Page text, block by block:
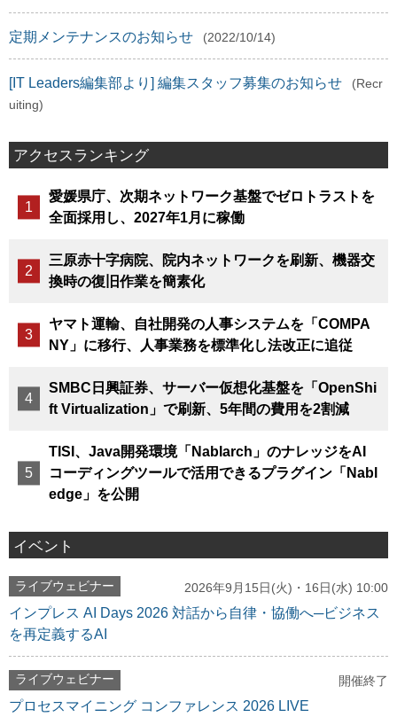
定期メンテナンスのお知らせ (2022/10/14)
[IT Leaders編集部より] 編集スタッフ募集のお知らせ
(Recr
uiting)
アクセスランキング
愛媛県庁、次期ネットワーク基盤でゼロトラストを
全面採用し、2027年1月に稼働
三原赤十字病院、院内ネットワークを刷新、機器交
換時の復旧作業を簡素化
ヤマト運輸、自社開発の人事システムを「COMPA
NY」に移行、人事業務を標準化し法改正に追従
SMBC日興証券、サーバー仮想化基盤を「OpenShi
ft Virtualization」で刷新、5年間の費用を2割減
TISI、Java開発環境「Nablarch」のナレッジをAI
コーディングツールで活用できるプラグイン「Nabl
edge」を公開
イベント
ライブウェビナー 2026年9月15日(火)・16日(水) 10:00
インプレス AI Days 2026 対話から自律・協働へ─ビジネス
を再定義するAI
ライブウェビナー 開催終了
プロセスマイニング コンファレンス 2026 LIVE